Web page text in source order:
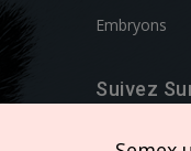
Embryons
Suivez